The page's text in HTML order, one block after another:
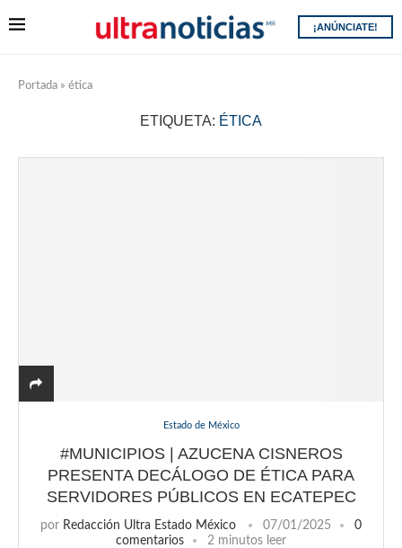
¡ANÚNCIATE!
Portada » ética
ETIQUETA: ÉTICA
Estado de México
#MUNICIPIOS | AZUCENA CISNEROS
PRESENTA DECÁLOGO DE ÉTICA PARA
SERVIDORES PÚBLICOS EN ECATEPEC
por Redacción Ultra Estado México 07/01/2025
0
comentarios
2 minutos leer